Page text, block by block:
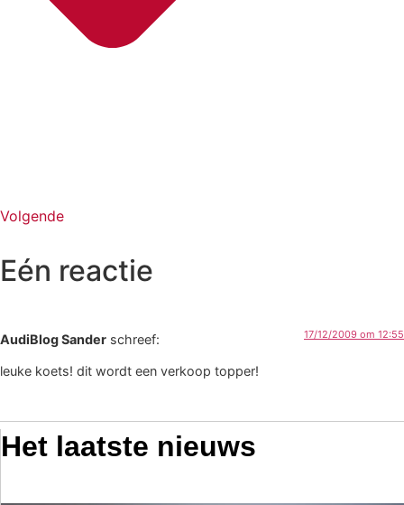
Volgende
Eén reactie
AudiBlog Sander schreef: 17/12/2009 om 12:55
leuke koets! dit wordt een verkoop topper!
Het laatste nieuws